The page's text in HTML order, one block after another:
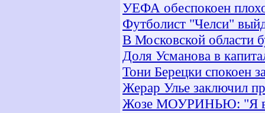
УЕФА обеспокоен
Футболист "Челси"
В Московской области
Доля Усманова в
Тони Берецки спокоен
Жерар Улье заключил
Жозе МОУРИНЬЮ: "Я